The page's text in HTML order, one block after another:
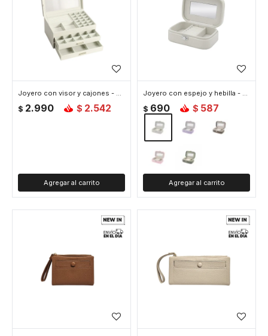
Joyero con visor y cajones - 27x18x14cm - Blanco
$ 2.990 $ 2.542
Joyero con espejo y hebilla - Chico 15x10x5cm - Blanco
$ 690 $ 587